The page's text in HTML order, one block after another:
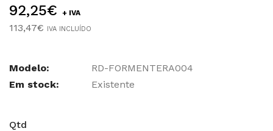
92,25€ + IVA
113,47€ IVA INCLUÍDO
Modelo:
RD-FORMENTERA004
Em stock:
Existente
Qtd